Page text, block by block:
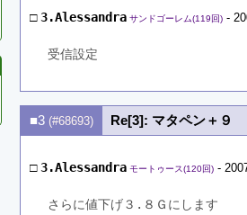
□3.Alessandra サンドゴーレム(119回) -
受信設定
■3 (#68693) Re[3]: マタペン＋９
□3.Alessandra モートゥース(120回) -
さらに値下げ３.８Ｇにします